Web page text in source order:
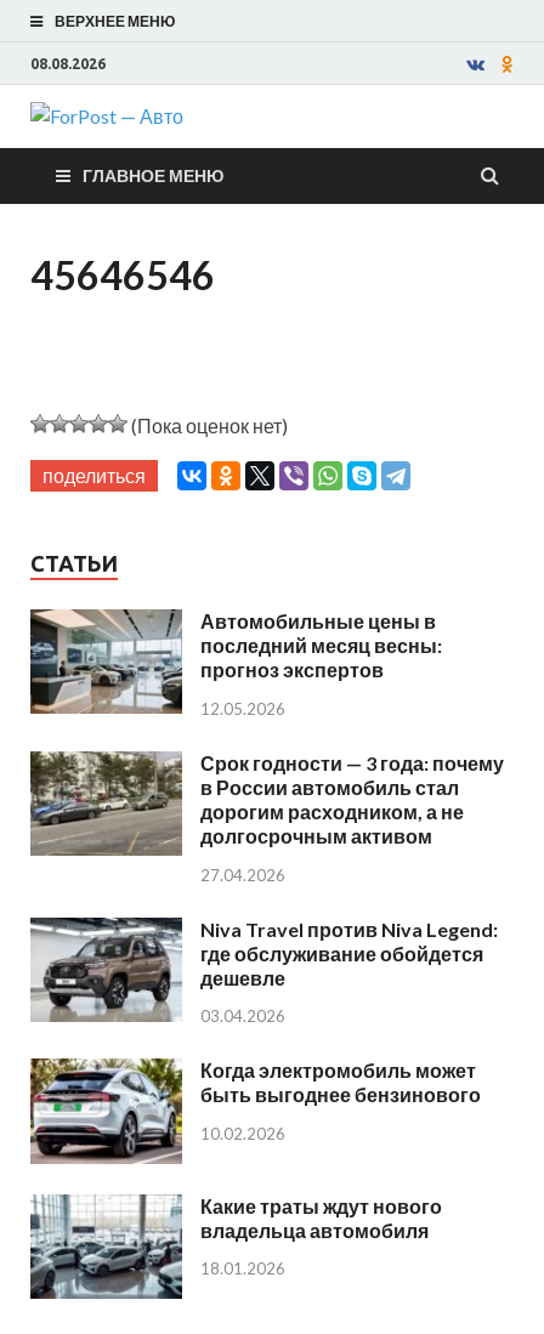
ВЕРХНЕЕ МЕНЮ
08.08.2026
ForPost —
Авто
ГЛАВНОЕ МЕНЮ
45646546
(Пока оценок нет)
поделиться
СТАТЬИ
Автомобильные цены в
последний месяц весны:
прогноз экспертов
12.05.2026
Срок годности — 3 года: почему
в России автомобиль стал
дорогим расходником, а не
долгосрочным активом
27.04.2026
Niva Travel против Niva Legend:
где обслуживание обойдется
дешевле
03.04.2026
Когда электромобиль может
быть выгоднее бензинового
10.02.2026
Какие траты ждут нового
владельца автомобиля
18.01.2026